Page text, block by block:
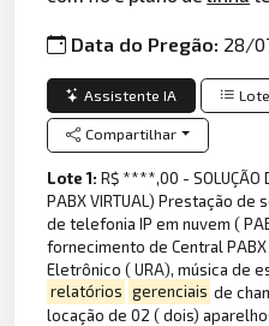
Data do Pregão: 28/
Assistente IA
Compartilhar
Lote 1:R$ ****,00 - SOLUÇÃO
PABX VIRTUAL) Prestação
de telefonia IP em nuvem (
fornecimento de Central
Eletrônico ( URA), música de
relatórios gerenciais de
locação de 02 ( dois)